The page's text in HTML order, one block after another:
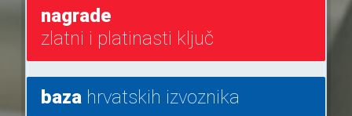
nagrade
zlatni i platinasti ključ
bazahrvatskih izvoznika